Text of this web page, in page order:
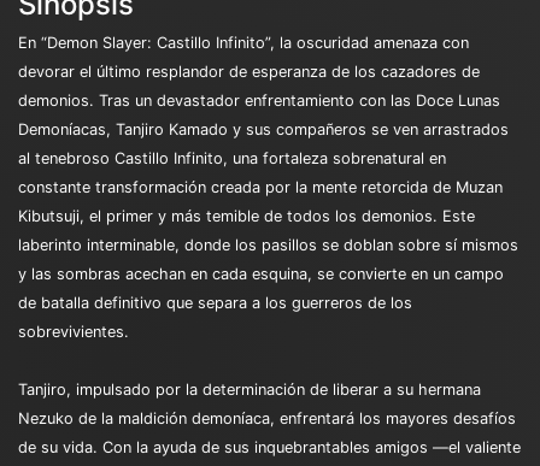
En “Demon Slayer: Castillo Infinito”, la oscuridad amenaza con
devorar el último resplandor de esperanza de los cazadores de
demonios. Tras un devastador enfrentamiento con las Doce Lunas
Demoníacas, Tanjiro Kamado y sus compañeros se ven arrastrados
al tenebroso Castillo Infinito, una fortaleza sobrenatural en
constante transformación creada por la mente retorcida de Muzan
Kibutsuji, el primer y más temible de todos los demonios. Este
laberinto interminable, donde los pasillos se doblan sobre sí mismos
y las sombras acechan en cada esquina, se convierte en un campo
de batalla definitivo que separa a los guerreros de los
sobrevivientes.
Tanjiro, impulsado por la determinación de liberar a su hermana
Nezuko de la maldición demoníaca, enfrentará los mayores desafíos
de su vida. Con la ayuda de sus inquebrantables amigos —el valiente